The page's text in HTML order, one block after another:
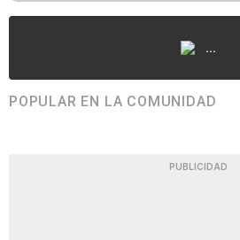
...
POPULAR EN LA COMUNIDAD
PUBLICIDAD